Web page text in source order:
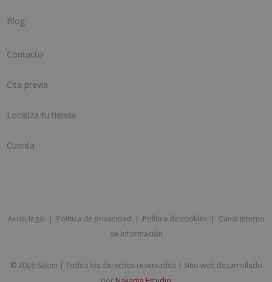
Blog
Contacto
Cita previa
Localiza tu tienda
Cuenta
Aviso legal | Política de privacidad | Política de cookies| Canal interno
de información
©2026 Saloni | Todos los derechos reservados | Sitio web desarrollado